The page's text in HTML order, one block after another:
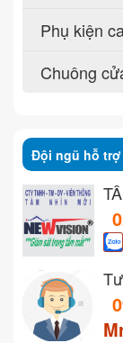
Phụ kiện
Chuông
Đội ngũ hỗ trợ